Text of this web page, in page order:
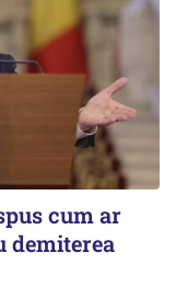
cum ar
demiterea